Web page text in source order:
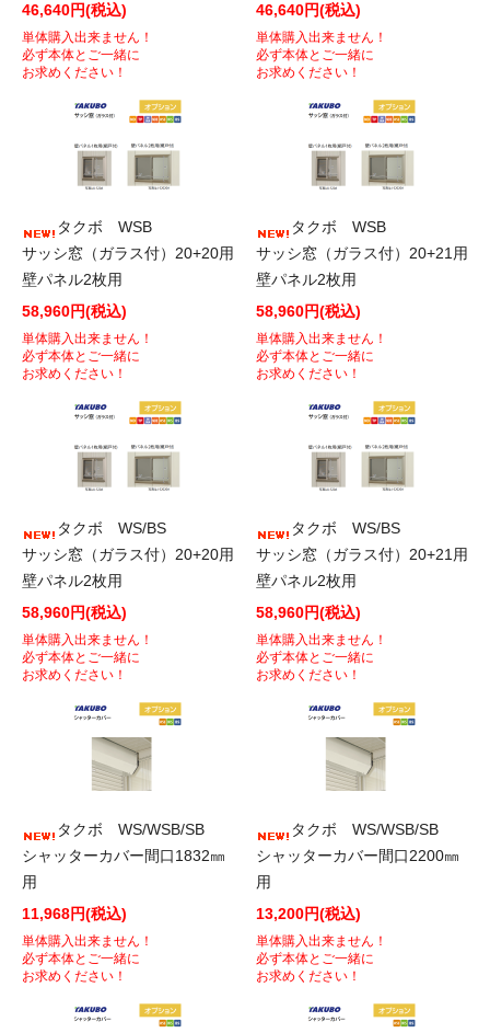
46,640円(税込)
単体購入出来ません！
必ず本体とご一緒に
お求めください！
46,640円(税込)
単体購入出来ません！
必ず本体とご一緒に
お求めください！
タクボ WSB
サッシ窓（ガラス付）20+20用
壁パネル2枚用
58,960円(税込)
単体購入出来ません！
必ず本体とご一緒に
お求めください！
タクボ WSB
サッシ窓（ガラス付）20+21用
壁パネル2枚用
58,960円(税込)
単体購入出来ません！
必ず本体とご一緒に
お求めください！
タクボ WS/BS
サッシ窓（ガラス付）20+20用
壁パネル2枚用
58,960円(税込)
単体購入出来ません！
必ず本体とご一緒に
お求めください！
タクボ WS/BS
サッシ窓（ガラス付）20+21用
壁パネル2枚用
58,960円(税込)
単体購入出来ません！
必ず本体とご一緒に
お求めください！
タクボ WS/WSB/SB
シャッターカバー間口1832㎜
用
11,968円(税込)
単体購入出来ません！
必ず本体とご一緒に
お求めください！
タクボ WS/WSB/SB
シャッターカバー間口2200㎜
用
13,200円(税込)
単体購入出来ません！
必ず本体とご一緒に
お求めください！